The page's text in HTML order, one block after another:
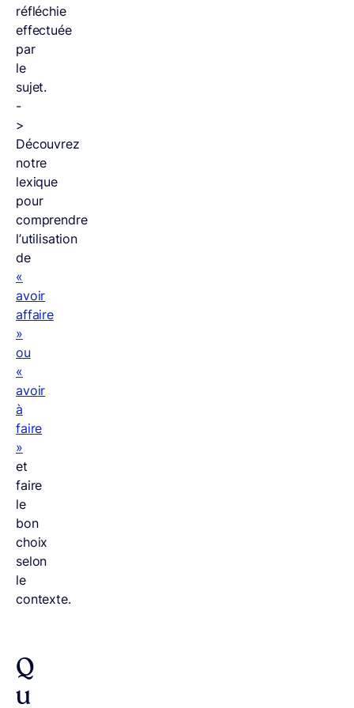
réfléchie
effectuée
par
le
sujet.
-
>
Découvrez
notre
lexique
pour
comprendre
l’utilisation
de
«
avoir
affaire
»
ou
«
avoir
à
faire
»
et
faire
le
bon
choix
selon
le
contexte.
Q
u